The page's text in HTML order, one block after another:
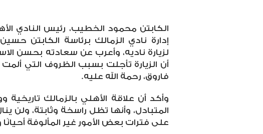
الكابتن محمود الخطيب، رئيس النادي
إدارة نادي الزمالك برئاسة الكابتن
لزيارة ناديه، وأعرب عن سعادته بحسن
أن الزيارة تأجلت بسبب الظروف التي ألمت
فاروق، رحمة الله عليه.
وأكد أن علاقة الأهلي بالزمالك تاريخية
المتبادل، وأنها تظل راسخة وثابتة، ولن
على فترات بعض الأمور غير المألوفة أحيانًا